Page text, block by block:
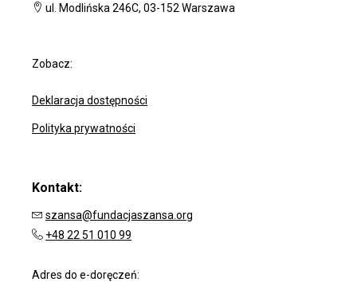
ul. Modlińska 246C, 03-152 Warszawa
Zobacz:
Deklaracja dostępności
Polityka prywatności
Kontakt:
szansa@fundacjaszansa.org
+48 22 51 010 99
Adres do e-doręczeń: